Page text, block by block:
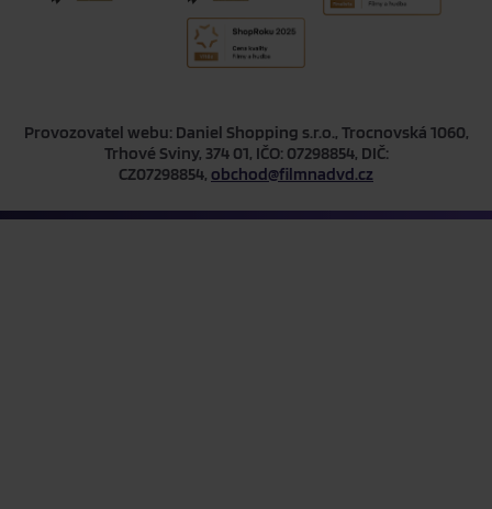
Provozovatel webu: Daniel Shopping s.r.o., Trocnovská 1060,
Trhové Sviny, 374 01, IČO: 07298854, DIČ:
CZ07298854, obchod@filmnadvd.cz